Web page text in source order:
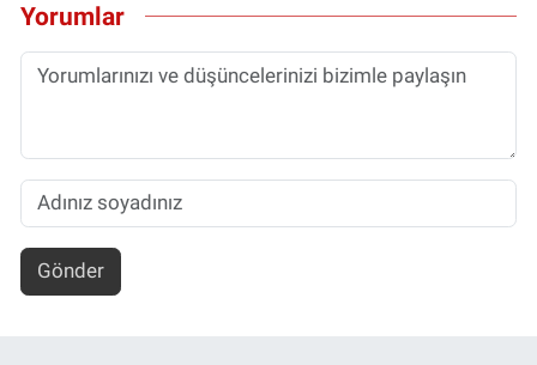
Yorumlar
Gönder